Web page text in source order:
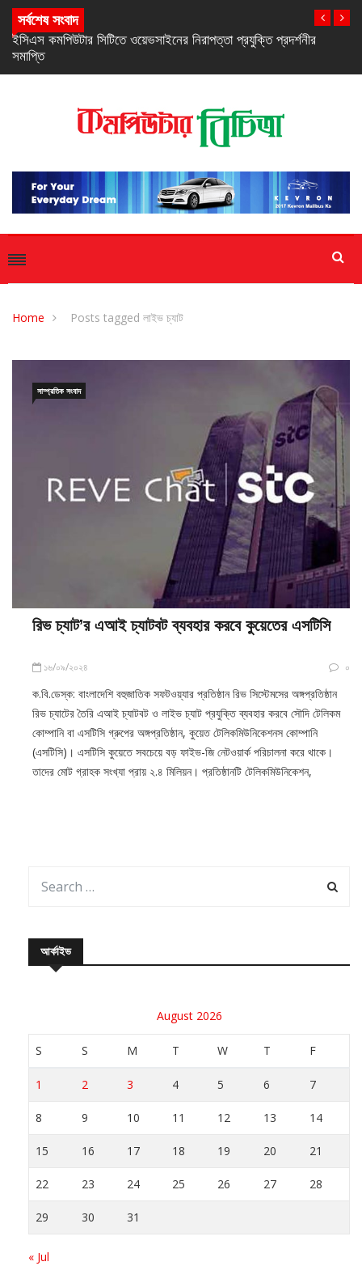
সর্বশেষ সংবাদ
নিরবচ্ছিন্ন পাওয়ার নিশ্চিতে রিয়েলমির নতুন সি-সিরিজ স্মার্টফোন
Home Posts tagged লাইভ চ্যাট
সাম্প্রতিক সংবাদ
রিভ চ্যাট’র এআই চ্যাটবট ব্যবহার করবে কুয়েতের এসটিসি
১৬/০৯/২০২৪ ০
ক.বি.ডেস্ক: বাংলাদেশি বহুজাতিক সফটওয়্যার প্রতিষ্ঠান রিভ সিস্টেমসের অঙ্গপ্রতিষ্ঠান
রিভ চ্যাটের তৈরি এআই চ্যাটবট ও লাইভ চ্যাট প্রযুক্তি ব্যবহার করবে সৌদি টেলিকম
কোম্পানি বা এসটিসি গ্রুপের অঙ্গপ্রতিষ্ঠান, কুয়েত টেলিকমিউনিকেশনস কোম্পানি
(এসটিসি)। এসটিসি কুয়েতে সবচেয়ে বড় ফাইভ-জি নেটওয়ার্ক পরিচালনা করে থাকে।
তাদের মোট গ্রাহক সংখ্যা প্রায় ২.৪ মিলিয়ন। প্রতিষ্ঠানটি টেলিকমিউনিকেশন,
আর্কাইভ
August 2026
S S M T W T F
1 2 3 4 5 6 7
8 9 10 11 12 13 14
15 16 17 18 19 20 21
22 23 24 25 26 27 28
29 30 31
« Jul